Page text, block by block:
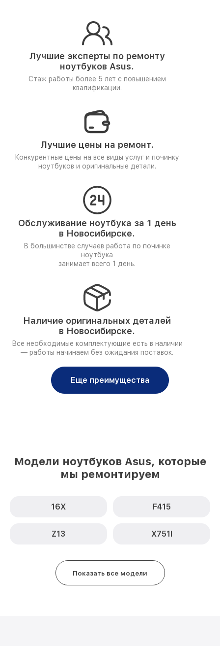
Лучшие эксперты по ремонту
ноутбуков Asus.
Стаж работы более 5 лет с повышением
квалификации.
Лучшие цены на ремонт.
Конкурентные цены на все виды услуг и починку
ноутбуков и оригинальные детали.
Обслуживание ноутбука за 1 день
в Новосибирске.
В большинстве случаев работа по починке
ноутбука
занимает всего 1 день.
Наличие оригинальных деталей
в Новосибирске.
Все необходимые комплектующие есть в наличии
— работы начинаем без ожидания поставок.
Еще преимущества
Модели ноутбуков Asus, которые
мы ремонтируем
16X F415
Z13 X751l
Показать все модели